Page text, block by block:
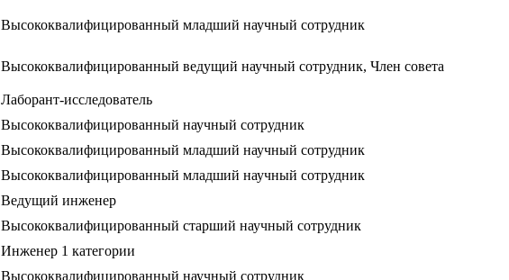
Высококвалифицированный младший научный сотрудник
Высококвалифицированный ведущий научный сотрудник, Член совета
Лаборант-исследователь
Высококвалифицированный научный сотрудник
Высококвалифицированный младший научный сотрудник
Высококвалифицированный младший научный сотрудник
Ведущий инженер
Высококвалифицированный старший научный сотрудник
Инженер 1 категории
Высококвалифицированный научный сотрудник